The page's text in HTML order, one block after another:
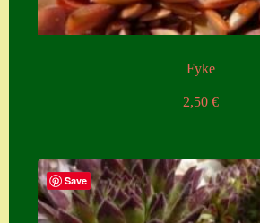
Fyke
2,50 €
Save